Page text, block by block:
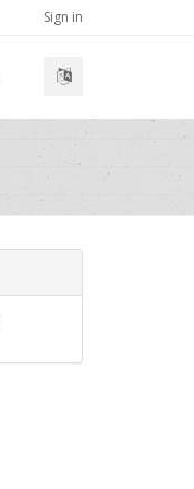
Sign in